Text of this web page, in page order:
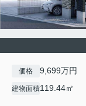
価格 9,699万円
建物面積119.44㎡